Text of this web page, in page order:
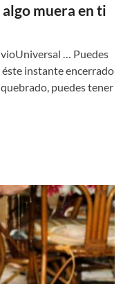
muera en ti
… Puedes
instante encerrado
puedes tener